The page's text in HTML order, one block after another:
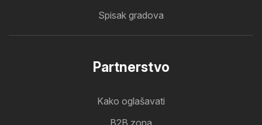
Spisak gradova
Partnerstvo
Kako oglašavati
B2B zona